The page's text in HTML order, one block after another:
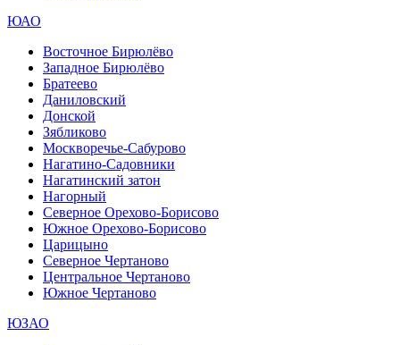
ЮАО
Восточное Бирюлёво
Западное Бирюлёво
Братеево
Даниловский
Донской
Зябликово
Москворечье-Сабурово
Нагатино-Садовники
Нагатинский затон
Нагорный
Северное Орехово-Борисово
Южное Орехово-Борисово
Царицыно
Северное Чертаново
Центральное Чертаново
Южное Чертаново
ЮЗАО